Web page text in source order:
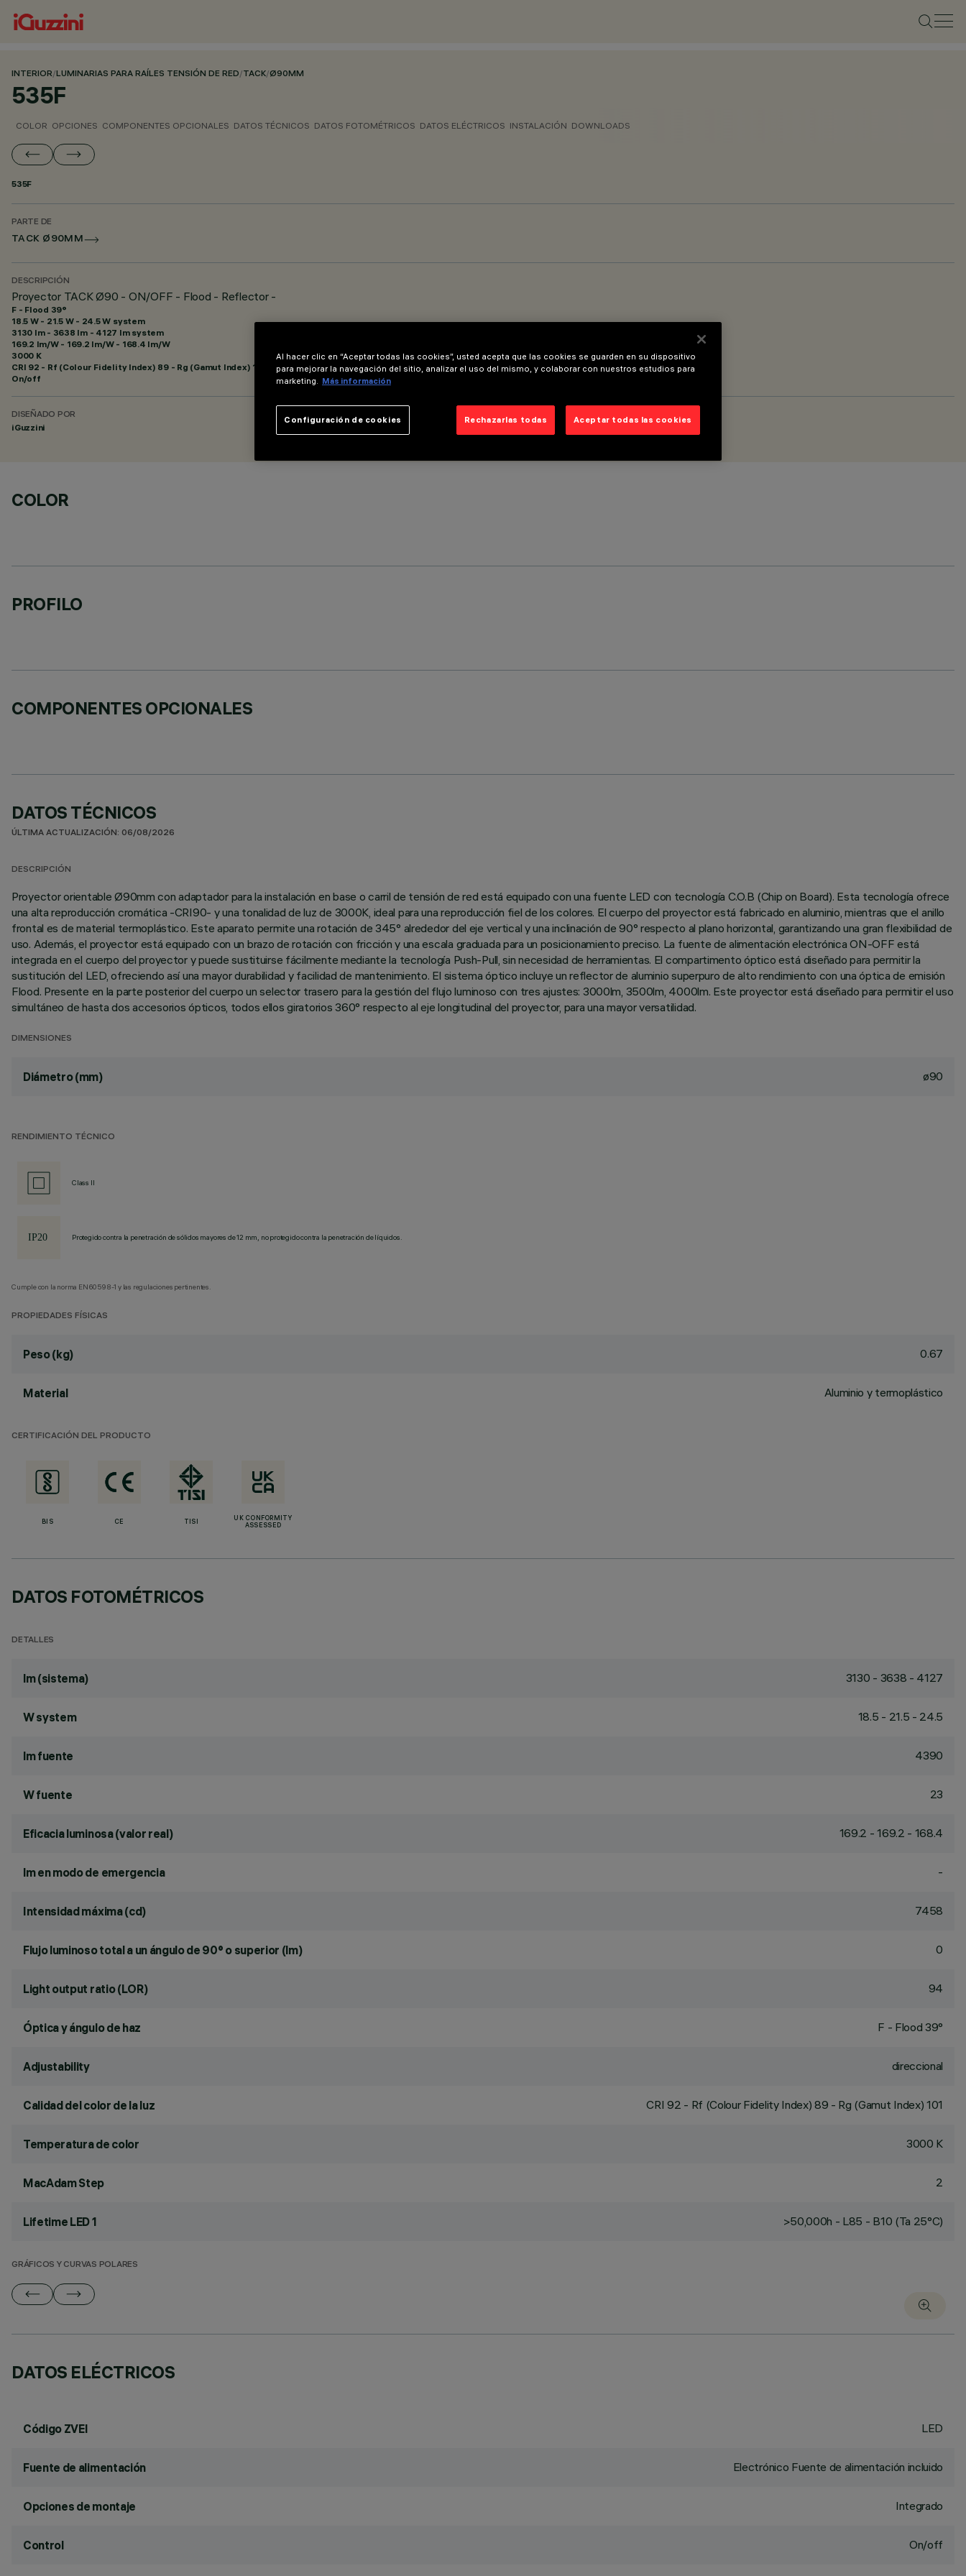
INTERIOR/LUMINARIAS PARA RAÍLES TENSIÓN DE RED/TACK/Ø90MM
535F
COLOR OPCIONES COMPONENTES OPCIONALES DATOS TÉCNICOS DATOS FOTOMÉTRICOS DATOS ELÉCTRICOS INSTALACIÓN DOWNLOADS
535F
PARTE DE
TACK Ø90MM
DESCRIPCIÓN
Proyector TACK Ø90 - ON/OFF - Flood - Reflector -
F - Flood 39°
18.5 W - 21.5 W - 24.5 W system
3130 lm - 3638 lm - 4127 lm system
169.2 lm/W - 169.2 lm/W - 168.4 lm/W
3000 K
CRI 92 - Rf (Colour Fidelity Index) 89 - Rg (Gamut Index) 101
On/off
DISEÑADO POR
iGuzzini
COLOR
PROFILO
COMPONENTES OPCIONALES
DATOS TÉCNICOS
ÚLTIMA ACTUALIZACIÓN: 06/08/2026
DESCRIPCIÓN
Proyector orientable Ø90mm con adaptador para la instalación en base o carril de tensión de red está equipado con una fuente LED con tecnología C.O.B (Chip on Board). Esta tecnología ofrece
una alta reproducción cromática -CRI90- y una tonalidad de luz de 3000K, ideal para una reproducción fiel de los colores. El cuerpo del proyector está fabricado en aluminio, mientras que el anillo
frontal es de material termoplástico. Este aparato permite una rotación de 345° alrededor del eje vertical y una inclinación de 90° respecto al plano horizontal, garantizando una gran flexibilidad de
uso. Además, el proyector está equipado con un brazo de rotación con fricción y una escala graduada para un posicionamiento preciso. La fuente de alimentación electrónica ON-OFF está
integrada en el cuerpo del proyector y puede sustituirse fácilmente mediante la tecnología Push-Pull, sin necesidad de herramientas. El compartimento óptico está diseñado para permitir la
sustitución del LED, ofreciendo así una mayor durabilidad y facilidad de mantenimiento. El sistema óptico incluye un reflector de aluminio superpuro de alto rendimiento con una óptica de emisión
Flood. Presente en la parte posterior del cuerpo un selector trasero para la gestión del flujo luminoso con tres ajustes: 3000lm, 3500lm, 4000lm. Este proyector está diseñado para permitir el uso
simultáneo de hasta dos accesorios ópticos, todos ellos giratorios 360° respecto al eje longitudinal del proyector, para una mayor versatilidad.
DIMENSIONES
Diámetro (mm) ø90
RENDIMIENTO TÉCNICO
Class II
Protegido contra la penetración de sólidos mayores de 12 mm, no protegido contra la penetración de líquidos.
Cumple con la norma EN60598-1 y las regulaciones pertinentes.
PROPIEDADES FÍSICAS
Peso (kg) 0.67
Material Aluminio y termoplástico
CERTIFICACIÓN DEL PRODUCTO
BIS CE TISI
UK CONFORMITY
ASSESSED
DATOS FOTOMÉTRICOS
DETALLES
lm (sistema) 3130 - 3638 - 4127
W system 18.5 - 21.5 - 24.5
lm fuente 4390
W fuente 23
Eficacia luminosa (valor real) 169.2 - 169.2 - 168.4
lm en modo de emergencia -
Intensidad máxima (cd) 7458
Flujo luminoso total a un ángulo de 90° o superior (lm) 0
Light output ratio (LOR) 94
Óptica y ángulo de haz F - Flood 39°
Adjustability direccional
Calidad del color de la luz CRI92 - Rf (Colour Fidelity Index) 89 - Rg (Gamut Index) 101
Temperatura de color 3000 K
MacAdam Step 2
Lifetime LED 1 >50,000h - L85 - B10 (Ta 25°C)
GRÁFICOS Y CURVAS POLARES
DATOS ELÉCTRICOS
Código ZVEI LED
Fuente de alimentación Electrónico Fuente de alimentación incluido
Opciones de montaje Integrado
Control On/off
Al hacer clic en “Aceptar todas las cookies”, usted acepta que las cookies se guarden en su dispositivo
para mejorar la navegación del sitio, analizar el uso del mismo, y colaborar con nuestros estudios para
marketing. Más información
Rechazarlas todas Aceptar todas las cookies
Configuración de cookies